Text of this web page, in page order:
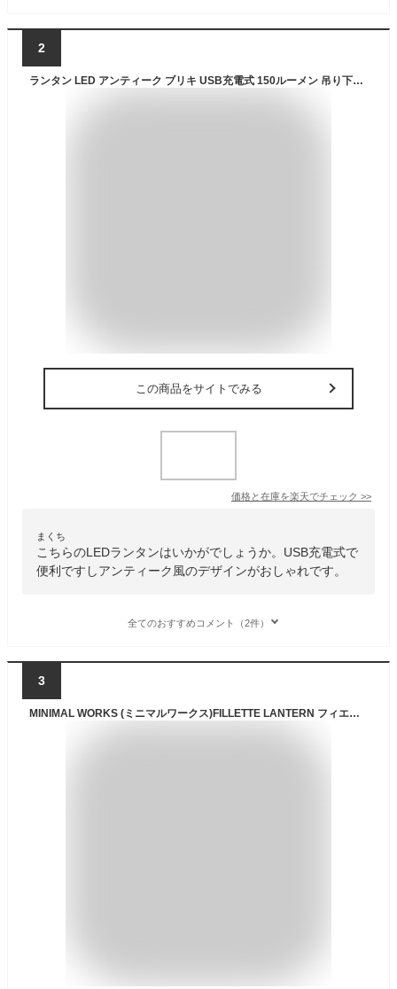
2
ランタン LED アンティーク ブリキ USB充電式 150ルーメン 吊り下げ おしゃれ オイルランタン風 アウトドア キャンプ グランピング 災害 防災 クラシック ブラック
この商品をサイトでみる
価格と在庫を楽天でチェック >>
まくち
こちらのLEDランタンはいかがでしょうか。USB充電式で
便利ですしアンティーク風のデザインがおしゃれです。
全てのおすすめコメント（2件）
3
MINIMAL WORKS (ミニマルワークス)FILLETTE LANTERN フィエット ランタン ガスランタン キャンプ キャンプ用品 アウトドア アウトドア用品 ライト 灯 OD缶 クラシック レトロ MGLALA02-FI000-GO0ST